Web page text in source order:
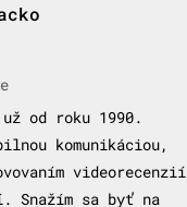
od roku 1990.
komunikáciou,
videorecenzií
Snažím sa byť na